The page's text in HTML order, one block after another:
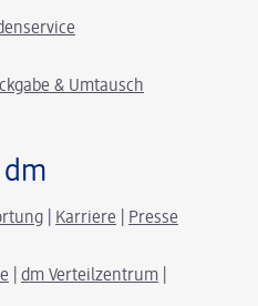
& Umtausch
Karriere Presse
dm Verteilzentrum